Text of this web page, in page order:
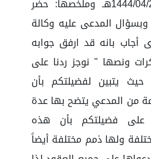
جلسة مرئية في ‏21‏/04‏/1444هـ وملخصها: حضر
المدعى عليه وكالة
أجاب بانه قد ارفق جوابه
ونصها " نوجز ردنا على
حيث يتبين لفضيلتكم بأن
من المدعي يتضح بها عدة
على فضيلتكم بأن هذه
ولها ذمم مختلفة أيضاً